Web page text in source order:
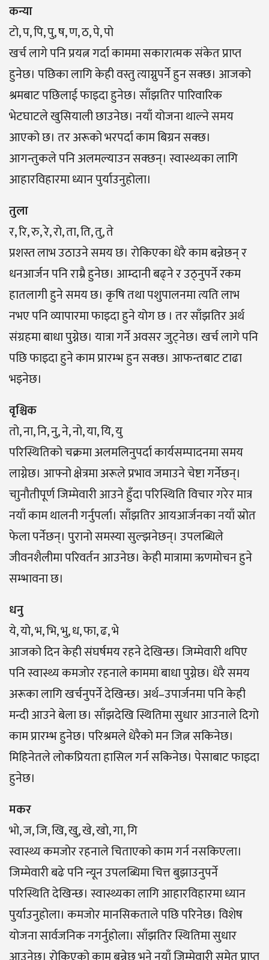
कन्या
टो, प, पि, पु, ष, ण, ठ, पे, पो
खर्च लागे पनि प्रयत्न गर्दा काममा सकारात्मक संकेत प्राप्त
हुनेछ। पछिका लागि केही वस्तु त्याग्नुपर्ने हुन सक्छ। आजको
श्रमबाट पछिलाई फाइदा हुनेछ। साँझतिर पारिवारिक
भेटघाटले खुसियाली छाउनेछ। नयाँ योजना थाल्ने समय
आएको छ। तर अरूको भरपर्दा काम बिग्रन सक्छ।
आगन्तुकले पनि अलमल्याउन सक्छन्। स्वास्थ्यका लागि
आहारविहारमा ध्यान पुर्याउनुहोला।
तुला
र, रि, रु, रे, रो, ता, ति, तु, ते
प्रशस्त लाभ उठाउने समय छ। रोकिएका धेरै काम बन्नेछन् र
धनआर्जन पनि राम्रै हुनेछ। आम्दानी बढ्ने र उठ्नुपर्ने रकम
हातलागी हुने समय छ। कृषि तथा पशुपालनमा त्यति लाभ
नभए पनि व्यापारमा फाइदा हुने योग छ । तर साँझतिर अर्थ
संग्रहमा बाधा पुग्नेछ। यात्रा गर्ने अवसर जुट्नेछ। खर्च लागे पनि
पछि फाइदा हुने काम प्रारम्भ हुन सक्छ। आफन्तबाट टाढा
भइनेछ।
वृश्चिक
तो, ना, नि, नु, ने, नो, या, यि, यु
परिस्थितिको चक्रमा अलमलिनुपर्दा कार्यसम्पादनमा समय
लाग्नेछ। आफ्नो क्षेत्रमा अरूले प्रभाव जमाउने चेष्टा गर्नेछन्।
चाुनाैतीपूर्ण जिम्मेवारी आउने हुँदा परिस्थिति विचार गरेर मात्र
नयाँ काम थालनी गर्नुपर्ला। साँझतिर आयआर्जनका नयाँ स्रोत
फेला पर्नेछन्। पुरानो समस्या सुल्झनेछन्। उपलब्धिले
जीवनशैलीमा परिवर्तन आउनेछ। केही मात्रामा ऋणमोचन हुने
सम्भावना छ।
धनु
ये, यो, भ, भि, भु, ध, फा, ढ, भे
आजकाे दिन केही संघर्षमय रहने देखिन्छ। जिम्मेवारी थपिए
पनि स्वास्थ्य कमजाेर रहनाले काममा बाधा पुग्नेछ। धेरै समय
अरूका लागि खर्चनुपर्ने देखिन्छ। अर्थ–उपार्जनमा पनि केही
मन्दी आउने बेला छ। साँझदेखि स्थितिमा सुधार आउनाले दिगो
काम प्रारम्भ हुनेछ। परिश्रमले धेरैको मन जित्न सकिनेछ।
मिहिनेतले लोकप्रियता हासिल गर्न सकिनेछ। पेसाबाट फाइदा
हुनेछ।
मकर
भो, ज, जि, खि, खु, खे, खो, गा, गि
स्वास्थ्य कमजोर रहनाले चिताएको काम गर्न नसकिएला।
जिम्मेवारी बढे पनि न्यून उपलब्धिमा चित्त बुझाउनुपर्ने
परिस्थिति देखिन्छ। स्वास्थ्यका लागि आहारविहारमा ध्यान
पुर्याउनुहोला। कमजोर मानसिकताले पछि परिनेछ। विशेष
योजना सार्वजनिक नगर्नुहोला। साँझतिर स्थितिमा सुधार